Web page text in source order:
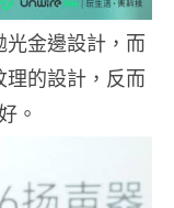
金邊設計，而
的設計，反而
。